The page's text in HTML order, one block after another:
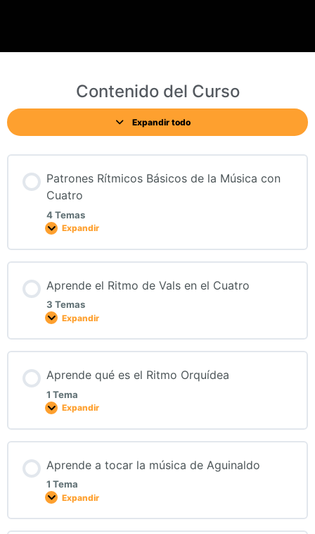
Contenido del Curso
Expandir todo
Patrones Rítmicos Básicos de la Música con
Cuatro
4 Temas
Expandir
Aprende el Ritmo de Vals en el Cuatro
3 Temas
Expandir
Aprende qué es el Ritmo Orquídea
1 Tema
Expandir
Aprende a tocar la música de Aguinaldo
1 Tema
Expandir